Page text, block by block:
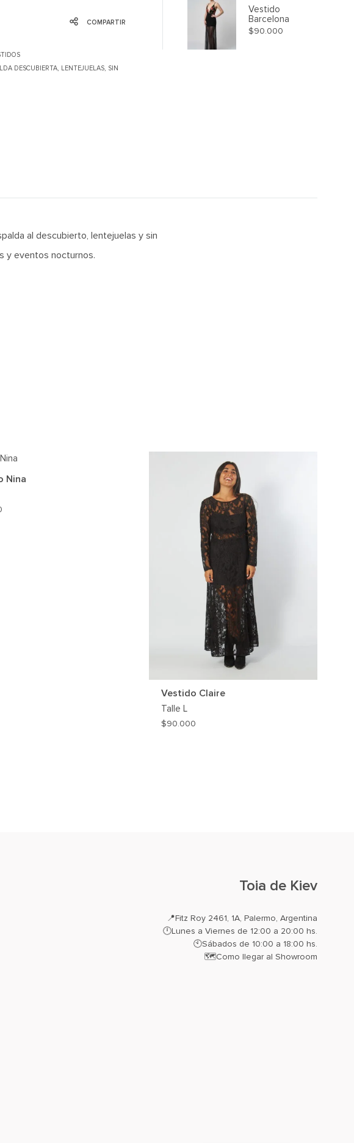
COMPARTIR
DESCUBIERTA, LENTEJUELAS, SIN
Vestido
Barcelona
$90.000
al descubierto, lentejuelas y sin
y eventos nocturnos.
Nina
Vestido Claire
Talle L
$90.000
Toia de Kiev
📍Fitz Roy 2461, 1A, Palermo, Argentina
🕛Lunes a Viernes de 12:00 a 20:00 hs.
🕙Sábados de 10:00 a 18:00 hs.
🗺️Como llegar al Showroom